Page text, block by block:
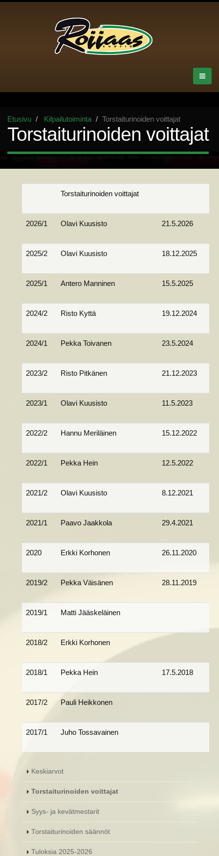
Etusivu Kilpailutoiminta Torstaiturinoiden voittajat
Torstaiturinoiden voittajat
Torstaiturinoiden voittajat
2026/1 Olavi Kuusisto 21.5.2026
2025/2 Olavi Kuusisto 18.12.2025
2025/1 Antero Manninen 15.5.2025
2024/2 Risto Kyttä 19.12.2024
2024/1 Pekka Toivanen 23.5.2024
2023/2 Risto Pitkänen 21.12.2023
2023/1 Olavi Kuusisto 11.5.2023
2022/2 Hannu Meriläinen 15.12.2022
2022/1 Pekka Hein 12.5.2022
2021/2 Olavi Kuusisto 8.12.2021
2021/1 Paavo Jaakkola 29.4.2021
2020 Erkki Korhonen 26.11.2020
2019/2 Pekka Väisänen 28.11.2019
2019/1 Matti Jääskeläinen
2018/2 Erkki Korhonen
2018/1 Pekka Hein 17.5.2018
2017/2 Pauli Heikkonen
2017/1 Juho Tossavainen
Keskiarvot
Torstaiturinoiden voittajat
Syys- ja kevätmestarit
Torstaiturinoiden säännöt
Tuloksia 2025-2026